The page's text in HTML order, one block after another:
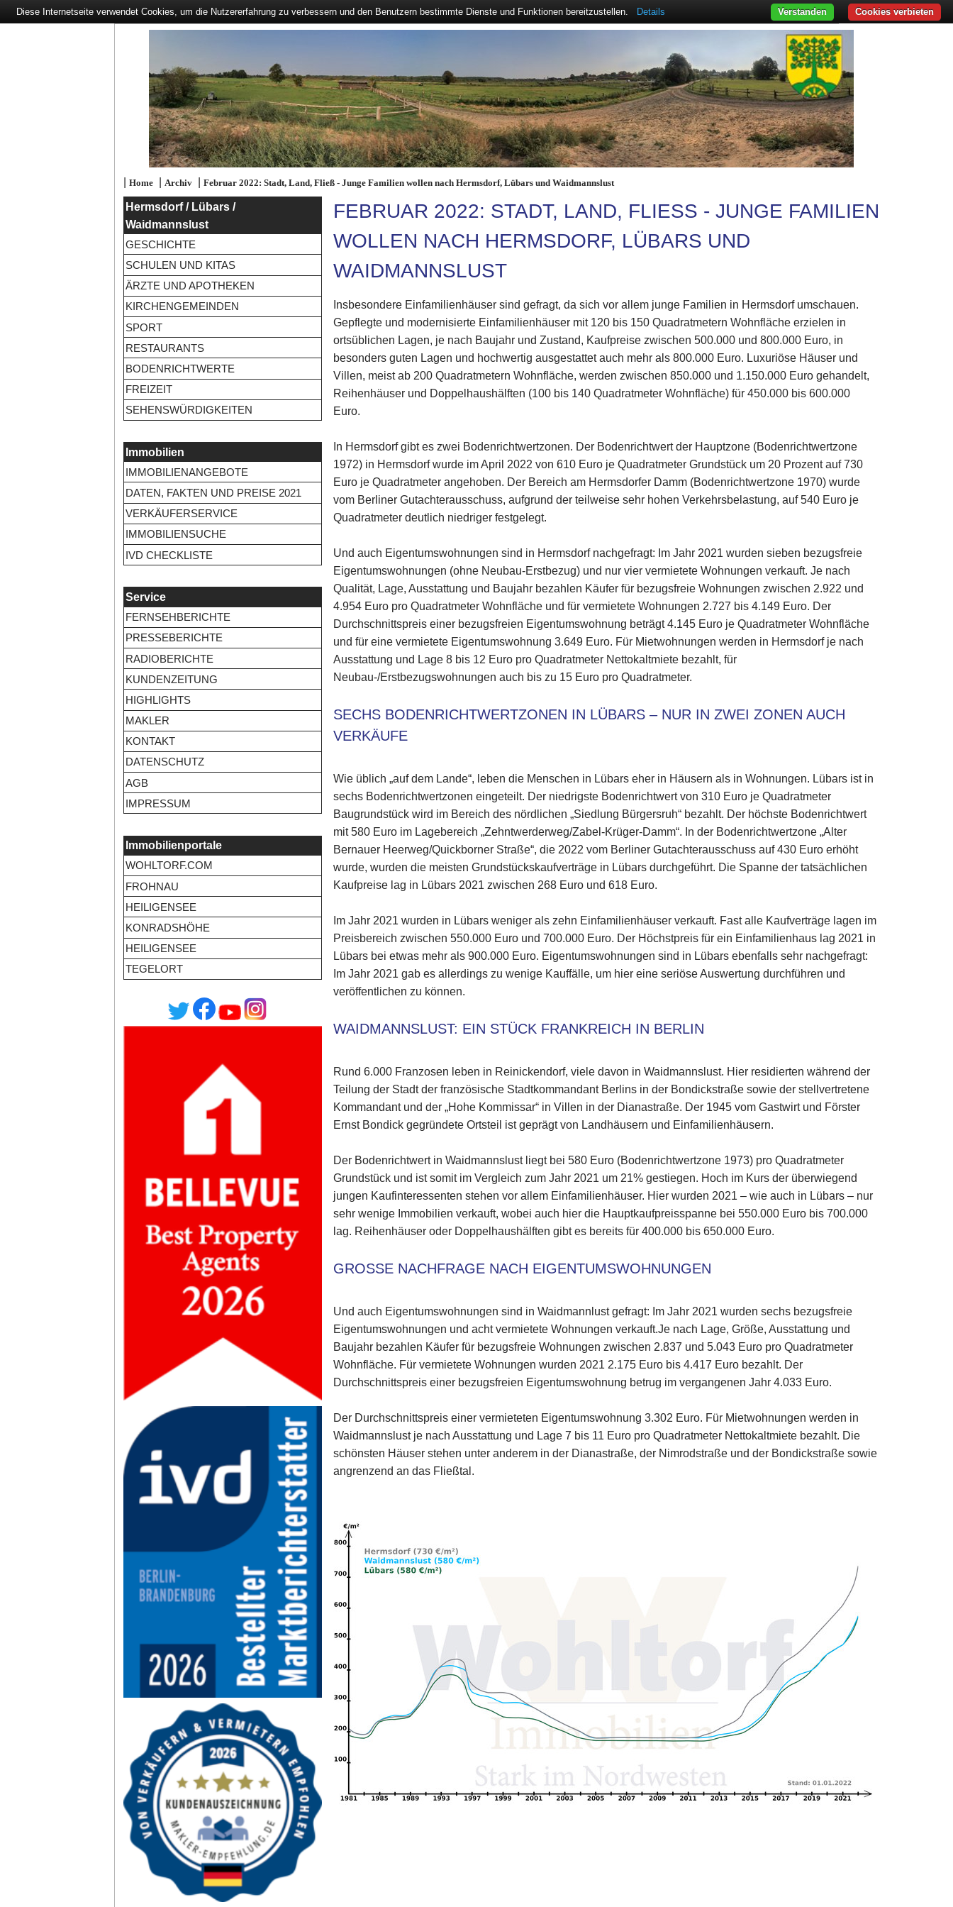
| Home| Archiv| Februar 2022: Stadt, Land, Fließ - Junge Familien wollen nach Hermsdorf, Lübars und Waidmannslust
Hermsdorf / Lübars /
Waidmannslust
GESCHICHTE
SCHULEN UND KITAS
ÄRZTE UND APOTHEKEN
KIRCHENGEMEINDEN
SPORT
RESTAURANTS
BODENRICHTWERTE
FREIZEIT
SEHENSWÜRDIGKEITEN
Immobilien
IMMOBILIENANGEBOTE
DATEN, FAKTEN UND PREISE 2021
VERKÄUFERSERVICE
IMMOBILIENSUCHE
IVD CHECKLISTE
Service
FERNSEHBERICHTE
PRESSEBERICHTE
RADIOBERICHTE
KUNDENZEITUNG
HIGHLIGHTS
MAKLER
KONTAKT
DATENSCHUTZ
AGB
IMPRESSUM
Immobilienportale
WOHLTORF.COM
FROHNAU
HEILIGENSEE
KONRADSHÖHE
HEILIGENSEE
TEGELORT
FEBRUAR 2022: STADT, LAND, FLIESS - JUNGE FAMILIEN W
OLLEN NACH HERMSDORF, LÜBARS UND W
AIDMANNSLUST
Insbesondere Einfamilienhäuser sind gefragt, da sich vor allem junge Familien in Hermsdorf umschauen.
Gepflegte und modernisierte Einfamilienhäuser mit 120 bis 150 Quadratmetern Wohnfläche erzielen in
ortsüblichen Lagen, je nach Baujahr und Zustand, Kaufpreise zwischen 500.000 und 800.000 Euro, in
besonders guten Lagen und hochwertig ausgestattet auch mehr als 800.000 Euro. Luxuriöse Häuser und
Villen, meist ab 200 Quadratmetern Wohnfläche, werden zwischen 850.000 und 1.150.000 Euro gehandelt,
Reihenhäuser und Doppelhaushälften (100 bis 140 Quadratmeter Wohnfläche) für 450.000 bis 600.000
Euro.
In Hermsdorf gibt es zwei Bodenrichtwertzonen. Der Bodenrichtwert der Hauptzone (Bodenrichtwertzone
1972) in Hermsdorf wurde im April 2022 von 610 Euro je Quadratmeter Grundstück um 20 Prozent auf 730
Euro je Quadratmeter angehoben. Der Bereich am Hermsdorfer Damm (Bodenrichtwertzone 1970) wurde
vom Berliner Gutachterausschuss, aufgrund der teilweise sehr hohen Verkehrsbelastung, auf 540 Euro je
Quadratmeter deutlich niedriger festgelegt.
Und auch Eigentumswohnungen sind in Hermsdorf nachgefragt: Im Jahr 2021 wurden sieben bezugsfreie
Eigentumswohnungen (ohne Neubau-Erstbezug) und nur vier vermietete Wohnungen verkauft. Je nach
Qualität, Lage, Ausstattung und Baujahr bezahlen Käufer für bezugsfreie Wohnungen zwischen 2.922 und
4.954 Euro pro Quadratmeter Wohnfläche und für vermietete Wohnungen 2.727 bis 4.149 Euro. Der
Durchschnittspreis einer bezugsfreien Eigentumswohnung beträgt 4.145 Euro je Quadratmeter Wohnfläche
und für eine vermietete Eigentumswohnung 3.649 Euro. Für Mietwohnungen werden in Hermsdorf je nach
Ausstattung und Lage 8 bis 12 Euro pro Quadratmeter Nettokaltmiete bezahlt, für
Neubau-/Erstbezugswohnungen auch bis zu 15 Euro pro Quadratmeter.
SECHS BODENRICHTWERTZONEN IN LÜBARS – NUR IN ZWEI ZONEN AUCH
VERKÄUFE
Wie üblich „auf dem Lande“, leben die Menschen in Lübars eher in Häusern als in Wohnungen. Lübars ist in
sechs Bodenrichtwertzonen eingeteilt. Der niedrigste Bodenrichtwert von 310 Euro je Quadratmeter
Baugrundstück wird im Bereich des nördlichen „Siedlung Bürgersruh“ bezahlt. Der höchste Bodenrichtwert
mit 580 Euro im Lagebereich „Zehntwerderweg/Zabel-Krüger-Damm“. In der Bodenrichtwertzone „Alter
Bernauer Heerweg/Quickborner Straße“, die 2022 vom Berliner Gutachterausschuss auf 430 Euro erhöht
wurde, wurden die meisten Grundstückskaufverträge in Lübars durchgeführt. Die Spanne der tatsächlichen
Kaufpreise lag in Lübars 2021 zwischen 268 Euro und 618 Euro.
Im Jahr 2021 wurden in Lübars weniger als zehn Einfamilienhäuser verkauft. Fast alle Kaufverträge lagen im
Preisbereich zwischen 550.000 Euro und 700.000 Euro. Der Höchstpreis für ein Einfamilienhaus lag 2021 in
Lübars bei etwas mehr als 900.000 Euro. Eigentumswohnungen sind in Lübars ebenfalls sehr nachgefragt:
Im Jahr 2021 gab es allerdings zu wenige Kauffälle, um hier eine seriöse Auswertung durchführen und
veröffentlichen zu können.
WAIDMANNSLUST: EIN STÜCK FRANKREICH IN BERLIN
Rund 6.000 Franzosen leben in Reinickendorf, viele davon in Waidmannslust. Hier residierten während der
Teilung der Stadt der französische Stadtkommandant Berlins in der Bondickstraße sowie der stellvertretene
Kommandant und der „Hohe Kommissar“ in Villen in der Dianastraße. Der 1945 vom Gastwirt und Förster
Ernst Bondick gegründete Ortsteil ist geprägt von Landhäusern und Einfamilienhäusern.
Der Bodenrichtwert in Waidmannslust liegt bei 580 Euro (Bodenrichtwertzone 1973) pro Quadratmeter
Grundstück und ist somit im Vergleich zum Jahr 2021 um 21% gestiegen. Hoch im Kurs der überwiegend
jungen Kaufinteressenten stehen vor allem Einfamilienhäuser. Hier wurden 2021 – wie auch in Lübars – nur
sehr wenige Immobilien verkauft, wobei auch hier die Hauptkaufpreisspanne bei 550.000 Euro bis 700.000
lag. Reihenhäuser oder Doppelhaushälften gibt es bereits für 400.000 bis 650.000 Euro.
GROSSE NACHFRAGE NACH EIGENTUMSWOHNUNGEN
Und auch Eigentumswohnungen sind in Waidmannlust gefragt: Im Jahr 2021 wurden sechs bezugsfreie
Eigentumswohnungen und acht vermietete Wohnungen verkauft.Je nach Lage, Größe, Ausstattung und
Baujahr bezahlen Käufer für bezugsfreie Wohnungen zwischen 2.837 und 5.043 Euro pro Quadratmeter
Wohnfläche. Für vermietete Wohnungen wurden 2021 2.175 Euro bis 4.417 Euro bezahlt. Der
Durchschnittspreis einer bezugsfreien Eigentumswohnung betrug im vergangenen Jahr 4.033 Euro.
Der Durchschnittspreis einer vermieteten Eigentumswohnung 3.302 Euro. Für Mietwohnungen werden in
Waidmannslust je nach Ausstattung und Lage 7 bis 11 Euro pro Quadratmeter Nettokaltmiete bezahlt. Die
schönsten Häuser stehen unter anderem in der Dianastraße, der Nimrodstraße und der Bondickstraße sowie
angrenzend an das Fließtal.
Diese Internetseite verwendet Cookies, um die Nutzererfahrung zu verbessern und den Benutzern bestimmte Dienste und Funktionen bereitzustellen. Details Cookies verbieten
Verstanden